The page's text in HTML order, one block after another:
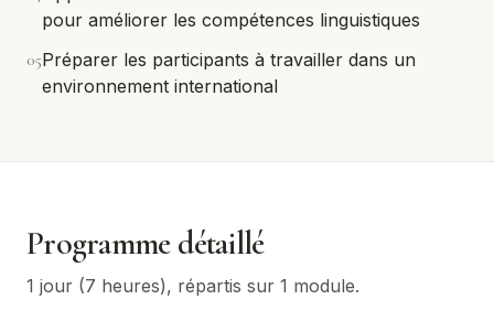
pour améliorer les compétences linguistiques
05Préparer les participants à travailler dans un
environnement international
Programme détaillé
1 jour (7 heures), répartis sur 1 module.